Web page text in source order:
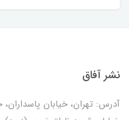
نشر آفاق
آدرس: تهران، خیابان